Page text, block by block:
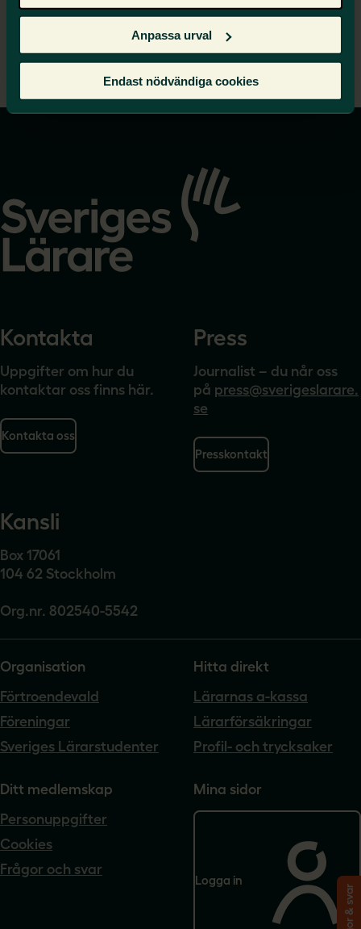
Anpassa urval
Endast nödvändiga cookies
Sök bland frågor och svar
Ställ en fråga på Mina sidor
startsidan
Kontakta
Uppgifter om hur du
kontaktar oss finns här.
Kontakta oss
Press
Journalist – du når oss
på press@sverigeslarare.
se
Presskontakt
Kansli
Box 17061
104 62 Stockholm
Org.nr. 802540-5542
Organisation
Förtroendevald
Föreningar
Sveriges Lärarstudenter
Hitta direkt
Lärarnas a-kassa
Lärarförsäkringar
Profil- och trycksaker
Ditt medlemskap
Personuppgifter
Cookies
Frågor och svar
Mina sidor
Logga in